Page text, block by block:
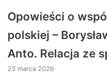
Opowieści o
polskiej –
Anto. Relacja ze
23 marca 2026